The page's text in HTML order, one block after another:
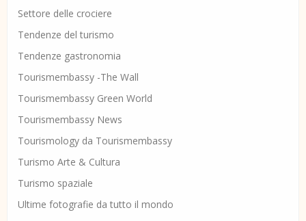
Settore delle crociere
Tendenze del turismo
Tendenze gastronomia
Tourismembassy -The Wall
Tourismembassy Green World
Tourismembassy News
Tourismology da Tourismembassy
Turismo Arte & Cultura
Turismo spaziale
Ultime fotografie da tutto il mondo